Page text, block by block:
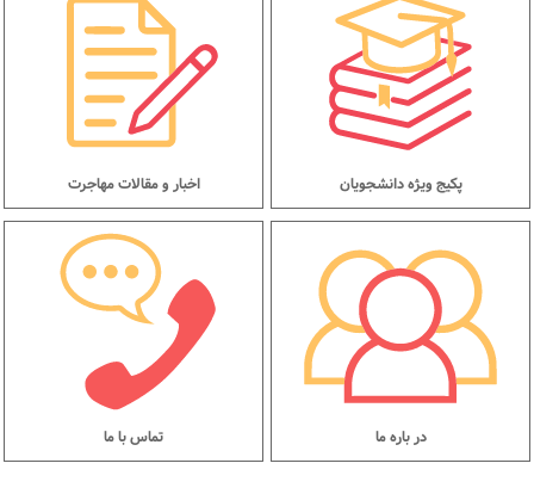
پکیج ویژه دانشجویان اخبار و مقالات مهاجرت
در باره ما تماس با ما